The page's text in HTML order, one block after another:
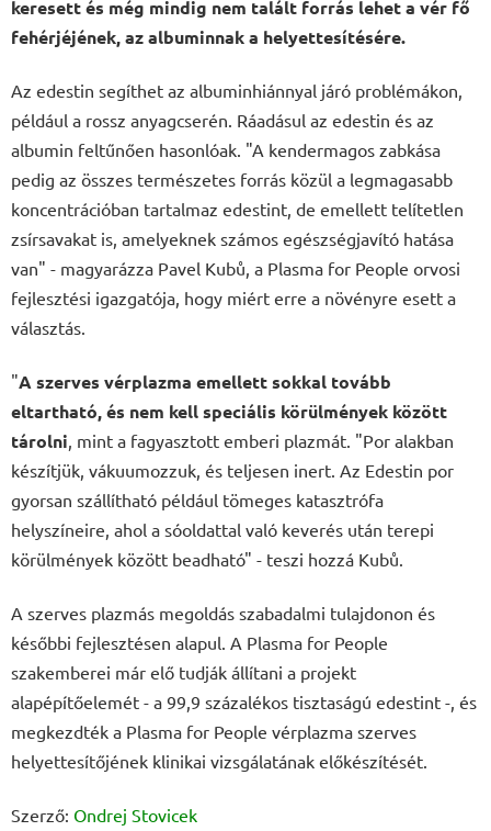
keresett és még mindig nem talált forrás lehet a vér fő
fehérjéjének, az albuminnak a helyettesítésére.
Az edestin segíthet az albuminhiánnyal járó problémákon,
például a rossz anyagcserén. Ráadásul az edestin és az
albumin feltűnően hasonlóak. "A kendermagos zabkása
pedig az összes természetes forrás közül a legmagasabb
koncentrációban tartalmaz edestint, de emellett telítetlen
zsírsavakat is, amelyeknek számos egészségjavító hatása
van" - magyarázza Pavel Kubů, a Plasma for People orvosi
fejlesztési igazgatója, hogy miért erre a növényre esett a
választás.
"A szerves vérplazma emellett sokkal tovább
eltartható, és nem kell speciális körülmények között
tárolni, mint a fagyasztott emberi plazmát. "Por alakban
készítjük, vákuumozzuk, és teljesen inert. Az Edestin por
gyorsan szállítható például tömeges katasztrófa
helyszíneire, ahol a sóoldattal való keverés után terepi
körülmények között beadható" - teszi hozzá Kubů.
A szerves plazmás megoldás szabadalmi tulajdonon és
későbbi fejlesztésen alapul. A Plasma for People
szakemberei már elő tudják állítani a projekt
alapépítőelemét - a 99,9 százalékos tisztaságú edestint -, és
megkezdték a Plasma for People vérplazma szerves
helyettesítőjének klinikai vizsgálatának előkészítését.
Szerző: Ondrej Stovicek